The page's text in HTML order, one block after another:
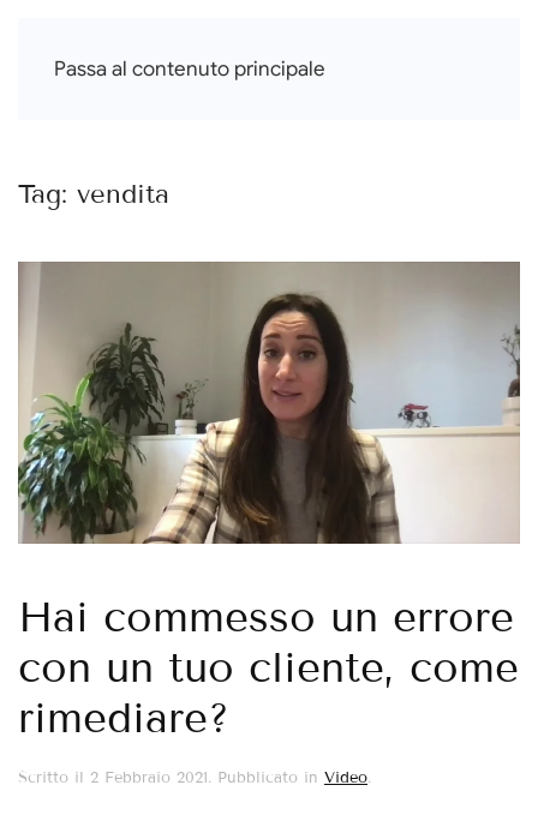
Passa al contenuto principale
Francesca Di Falco
Tag: vendita
Hai commesso un errore
con un tuo cliente, come
rimediare?
Scritto il 2 Febbraio 2021. Pubblicato in Video.